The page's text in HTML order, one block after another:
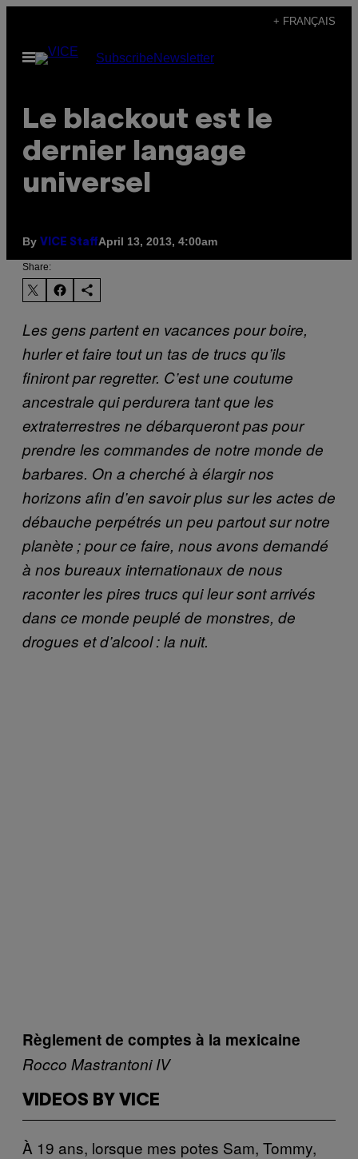
content
+ FRANÇAIS
Open
Menu
SubscribeNewsletter
Le blackout est le
dernier langage
universel
By VICE StaffApril 13, 2013, 4:00am
Share:
Les gens partent en vacances pour boire,
hurler et faire tout un tas de trucs qu’ils
finiront par regretter. C’est une coutume
ancestrale qui perdurera tant que les
extraterrestres ne débarqueront pas pour
prendre les commandes de notre monde de
barbares. On a cherché à élargir nos
horizons afin d’en savoir plus sur les actes de
débauche perpétrés un peu partout sur notre
planète ; pour ce faire, nous avons demandé
à nos bureaux internationaux de nous
raconter les pires trucs qui leur sont arrivés
dans ce monde peuplé de monstres, de
drogues et d’alcool : la nuit.
Règlement de comptes à la mexicaine
Rocco Mastrantoni IV
VIDEOS BY VICE
À 19 ans, lorsque mes potes Sam, Tommy,